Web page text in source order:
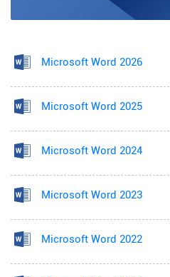
Microsoft Word 2026
Microsoft Word 2025
Microsoft Word 2024
Microsoft Word 2023
Microsoft Word 2022